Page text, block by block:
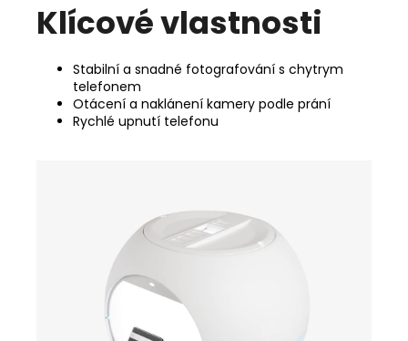
Klícové vlastnosti
Stabilní a snadné fotografování s chytrym
telefonem
Otácení a naklánení kamery podle prání
Rychlé upnutí telefonu